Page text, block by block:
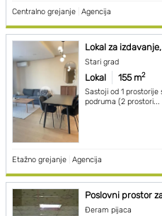
Centralno grejanje Agencija
Lokal za
Stari grad
Lokal 155 m2
Sastoji od 1 prostorije
podruma (2 prostori...
Etažno grejanje Agencija
Poslovni prostor
Đeram pijaca